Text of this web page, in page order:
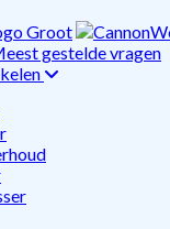
gestelde vragen